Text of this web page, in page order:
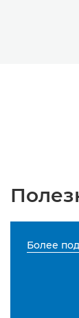
Более